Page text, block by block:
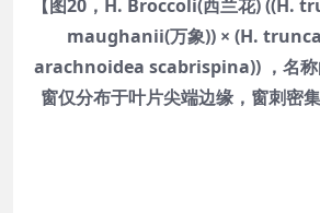
【图20，H. Broccoli(西兰花) ((H.
maughanii(万象)) × (H.
arachnoidea scabrispina)) ，名称
窗仅分布于叶片尖端边缘，窗刺密